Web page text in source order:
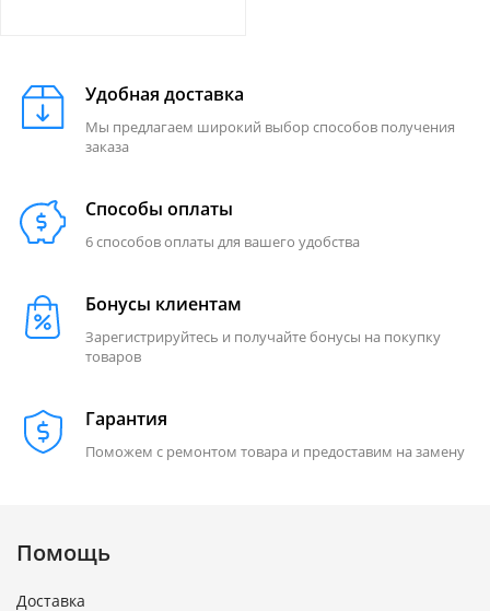
Удобная доставка
Мы предлагаем широкий выбор способов получения
заказа
Способы оплаты
6 способов оплаты для вашего удобства
Бонусы клиентам
Зарегистрируйтесь и получайте бонусы на покупку
товаров
Гарантия
Поможем с ремонтом товара и предоставим на замену
Помощь
Доставка